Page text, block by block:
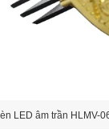
LED âm trần HLMV-